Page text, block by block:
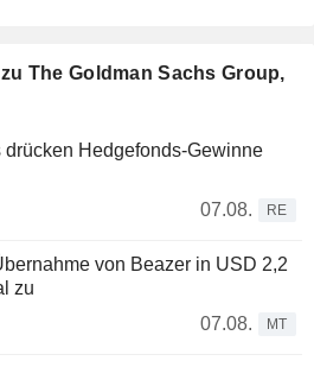
The Goldman Sachs Group,
drücken Hedgefonds-Gewinne
07.08.
RE
von Beazer in USD 2,2
zu
07.08.
MT